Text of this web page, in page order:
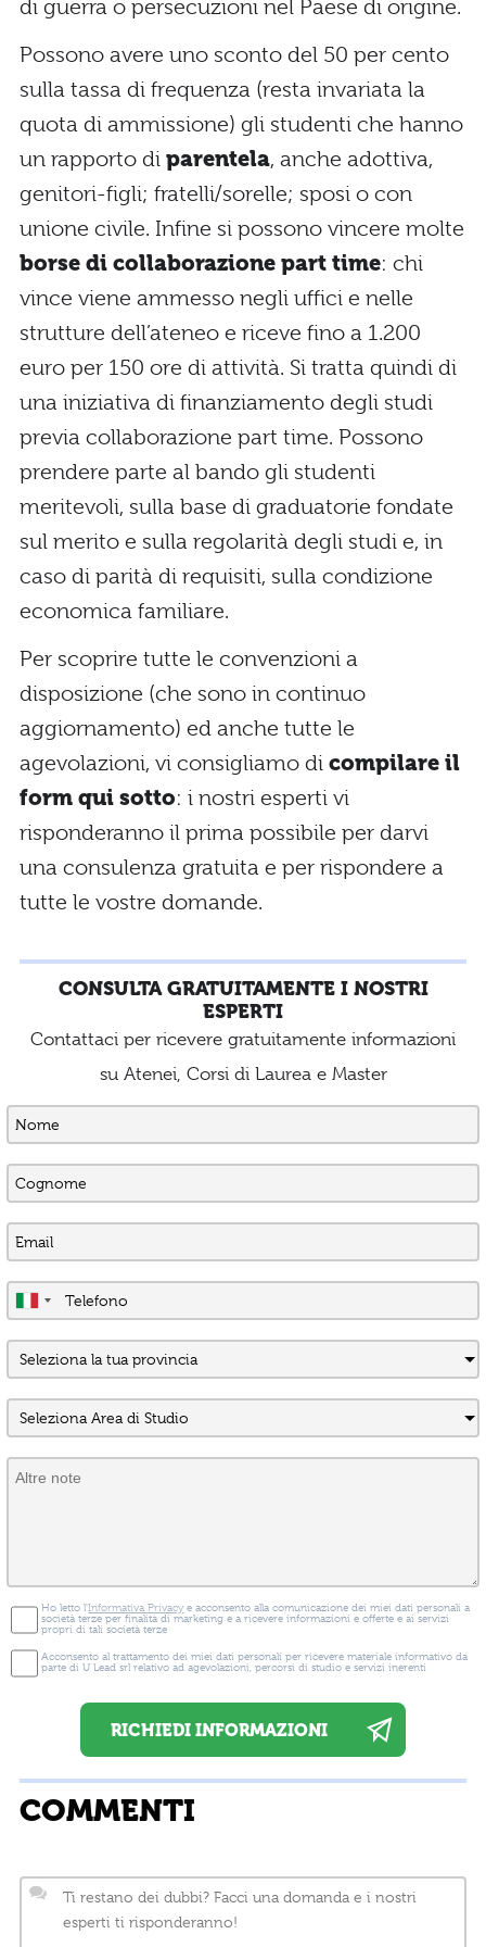
di guerra o persecuzioni nel Paese di origine.
Possono avere uno sconto del 50 per cento
sulla tassa di frequenza (resta invariata la
quota di ammissione) gli studenti che hanno
un rapporto di parentela, anche adottiva,
genitori-figli; fratelli/sorelle; sposi o con
unione civile. Infine si possono vincere molte
borse di collaborazione part time: chi
vince viene ammesso negli uffici e nelle
strutture dell’ateneo e riceve fino a 1.200
euro per 150 ore di attività. Si tratta quindi di
una iniziativa di finanziamento degli studi
previa collaborazione part time. Possono
prendere parte al bando gli studenti
meritevoli, sulla base di graduatorie fondate
sul merito e sulla regolarità degli studi e, in
caso di parità di requisiti, sulla condizione
economica familiare.
Per scoprire tutte le convenzioni a
disposizione (che sono in continuo
aggiornamento) ed anche tutte le
agevolazioni, vi consigliamo di compilare il
form qui sotto: i nostri esperti vi
risponderanno il prima possibile per darvi
una consulenza gratuita e per rispondere a
tutte le vostre domande.
CONSULTA GRATUITAMENTE I NOSTRI
ESPERTI
Contattaci per ricevere gratuitamente informazioni
su Atenei, Corsi di Laurea e Master
Ho letto l'Informativa Privacy e acconsento alla comunicazione dei miei dati personali a
società terze per finalità di marketing e a ricevere informazioni e offerte e ai servizi
propri di tali società terze
Acconsento al trattamento dei miei dati personali per ricevere materiale informativo da
parte di U Lead srl relativo ad agevolazioni, percorsi di studio e servizi inerenti
COMMENTI